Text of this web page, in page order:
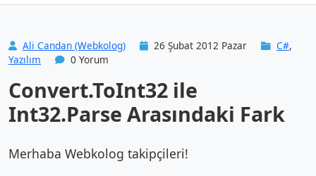
Ali Candan (Webkolog) 26 Şubat 2012 Pazar C#,
Yazılım
0 Yorum
Convert.ToInt32 ile
Int32.Parse Arasındaki Fark
Merhaba Webkolog takipçileri!